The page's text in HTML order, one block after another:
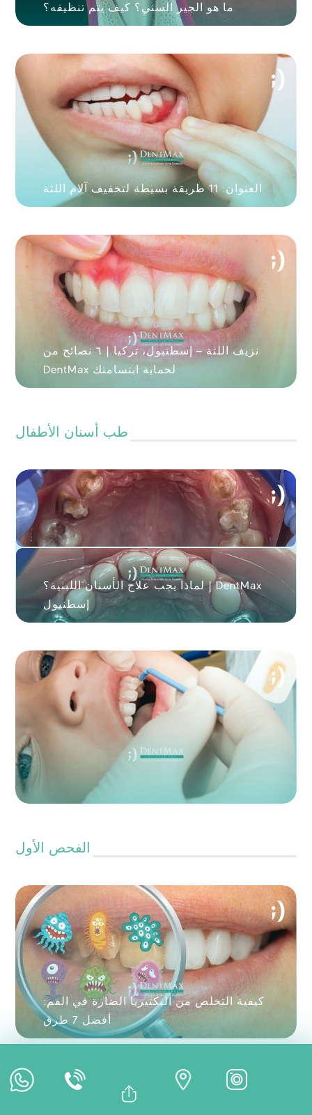
ما هو الجير السني؟ كيف يتم تنظيفه؟
العنوان: 11 طريقة بسيطة لتخفيف آلام اللثة
نزيف اللثة – إسطنبول، تركيا | ٦ نصائح من
DentMax لحماية ابتسامتك
طب أسنان الأطفال
لماذا يجب علاج الأسنان اللبنية؟ | DentMax
إسطنبول
الفحص الأول
كيفية التخلص من البكتيريا الضارة في الفم:
أفضل 7 طرق
الفحص عبر الإنترنت
موعد عبر الإنترنت
الدفع عبر الإنترنت
Bağlantıyı Kopyala
Facebook
Whatsapp